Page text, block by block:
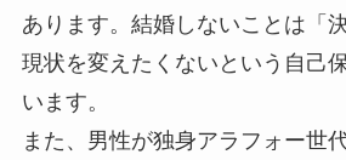
あります。結婚しないことは「
現状を変えたくないという自己
います。
また、男性が独身アラフォー世